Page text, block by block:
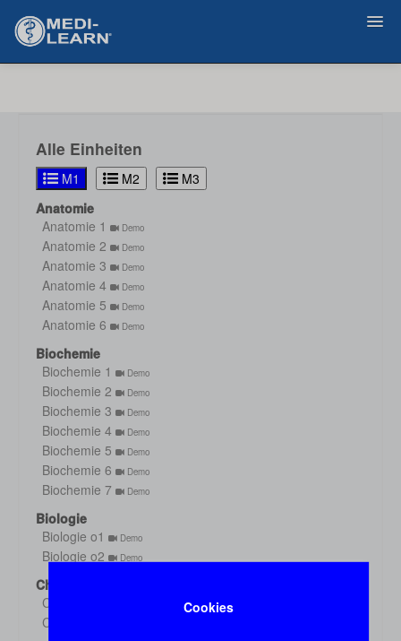
Cookies
Alle Einheiten
M1 M2
M3
Anatomie
Anatomie 1
Demo
Anatomie 2 Demo
Anatomie 3 Demo
Anatomie 4 Demo
Anatomie 5 Demo
Anatomie 6 Demo
Biochemie
Biochemie 1
Demo
Biochemie 2 Demo
Biochemie 3 Demo
Biochemie 4 Demo
Biochemie 5 Demo
Biochemie 6 Demo
Biochemie 7 Demo
Biologie
Biologie o1
Demo
Biologie o2 Demo
Chemie
Chemie 1
Chemie 2